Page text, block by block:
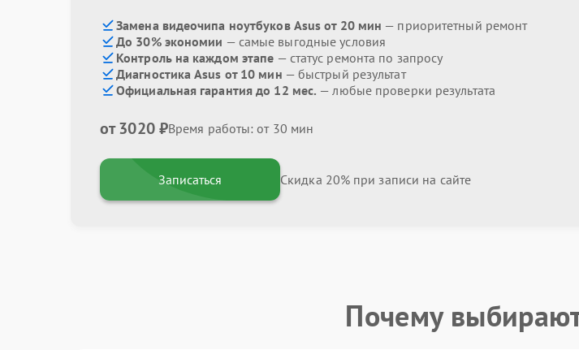
Замена видеочипа ноутбуков Asus от 20 мин — приоритетный ремонт
До 30% экономии — самые выгодные условия
Контроль на каждом этапе — статус ремонта по запросу
Диагностика Asus от 10 мин — быстрый результат
Официальная гарантия до 12 мес. — любые проверки результата
от 3020 ₽Время работы: от 30 мин
Записаться Скидка 20% при записи на сайте
Почему